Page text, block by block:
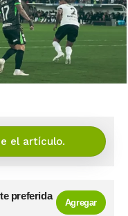
el artículo.
preferida
Agregar